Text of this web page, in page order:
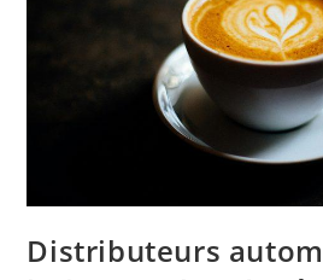
Distributeurs